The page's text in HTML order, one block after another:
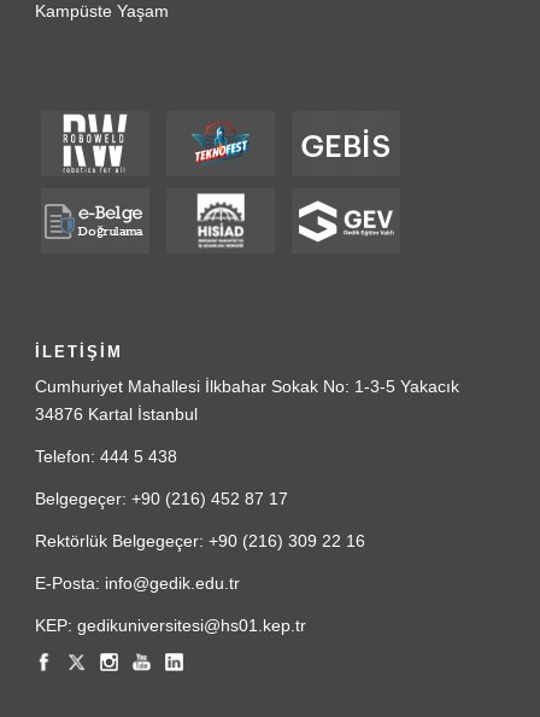
Kampüste Yaşam
İLETİŞİM
Cumhuriyet Mahallesi İlkbahar Sokak No: 1-3-5 Yakacık
34876 Kartal İstanbul
Telefon: 444 5 438
Belgegeçer: +90 (216) 452 87 17
Rektörlük Belgegeçer: +90 (216) 309 22 16
E-Posta: info@gedik.edu.tr
KEP: gedikuniversitesi@hs01.kep.tr